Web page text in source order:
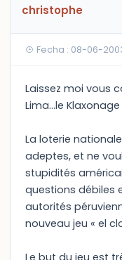
christophe
Fecha : 08-06-
Laissez moi vous
Lima…le Klaxonage
La loterie
adeptes, et ne
stupidités
questions débiles
autorités
nouveau jeu « el
Le but du jeu est